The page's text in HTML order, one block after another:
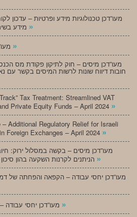
מעו”דכן טכנולוגיות מידע ופרטיות – עדכון
»
»
חובות דיווח שונות לרשות המיסים בקשר עם
Tax Treatment: Streamlined VAT
Private Equity Funds – April 2024 »
Additional Regulatory Relief for Israeli
Foreign Exchanges – April 2024 »
מעו”דכן מיסים – בקשה במסלול ירוק:
»
»